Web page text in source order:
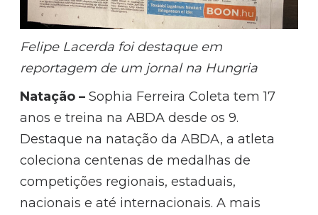
Felipe Lacerda foi destaque em
reportagem de um jornal na Hungria
Natação – Sophia Ferreira Coleta tem 17
anos e treina na ABDA desde os 9.
Destaque na natação da ABDA, a atleta
coleciona centenas de medalhas de
competições regionais, estaduais,
nacionais e até internacionais. A mais